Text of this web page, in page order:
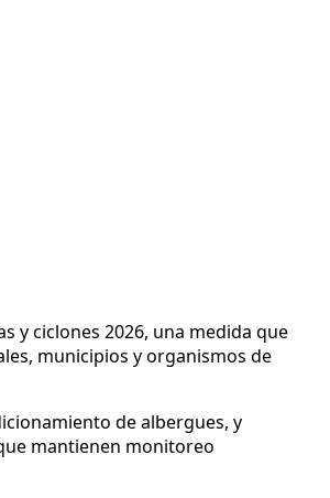
y ciclones 2026, una medida que
municipios y organismos de
de albergues, y
mantienen monitoreo